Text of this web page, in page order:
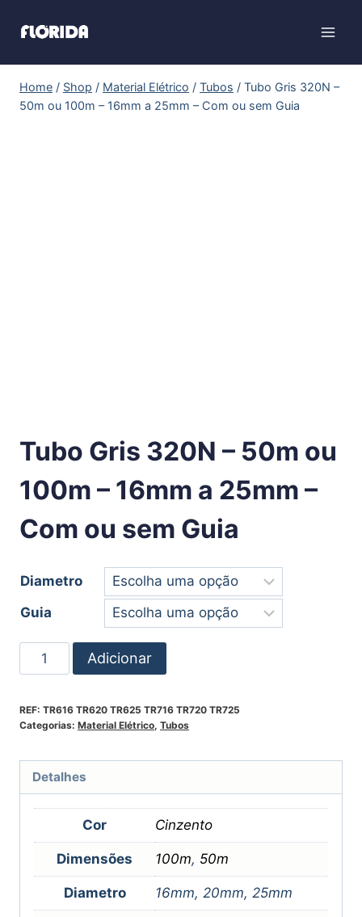
Home / Shop / Material Elétrico / Tubos / Tubo Gris 320N –
50m ou 100m – 16mm a 25mm – Com ou sem Guia
Tubo Gris 320N – 50m ou
100m – 16mm a 25mm –
Com ou sem Guia
Diametro
Guia
Adicionar
REF: TR616 TR620 TR625 TR716 TR720 TR725
Categorias: Material Elétrico, Tubos
Detalhes
Cor Cinzento
Dimensões 100m, 50m
Diametro 16mm, 20mm, 25mm